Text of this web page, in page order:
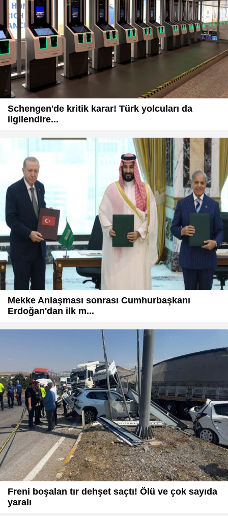
Schengen'de kritik karar! Türk yolcuları da
ilgilendire...
Mekke Anlaşması sonrası Cumhurbaşkanı
Erdoğan'dan ilk m...
Freni boşalan tır dehşet saçtı! Ölü ve çok sayıda
yaralı